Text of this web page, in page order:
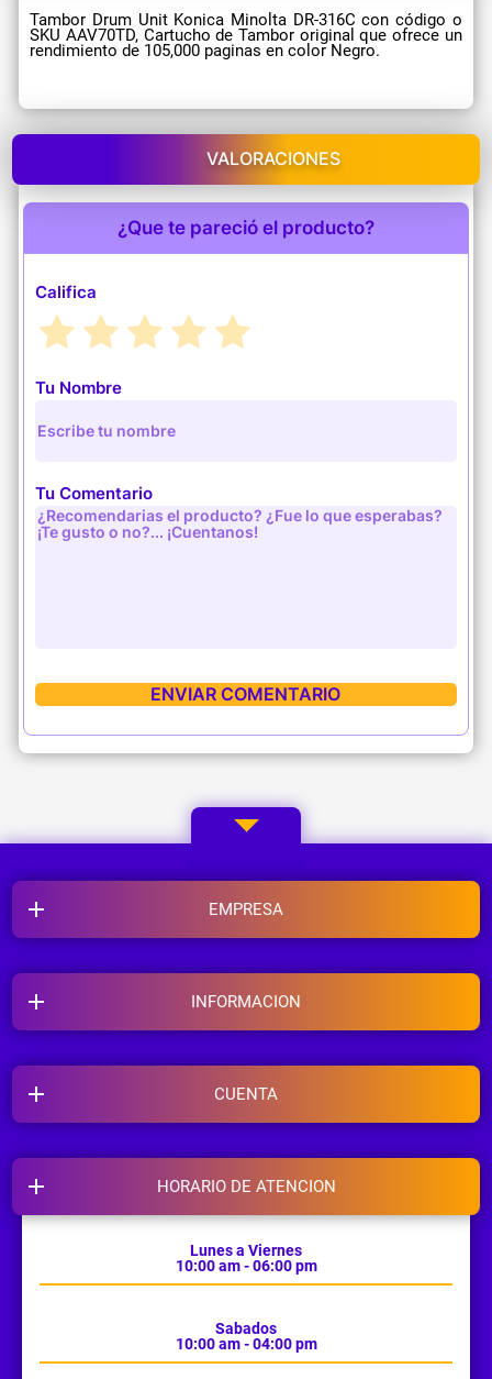
Tambor Drum Unit Konica Minolta DR-316C con código o
SKU AAV70TD, Cartucho de Tambor original que ofrece un
rendimiento de 105,000 paginas en color Negro.
VALORACIONES
¿Que te pareció el producto?
Califica
Tu Nombre
Tu Comentario
EMPRESA
INFORMACION
HORARIO DE ATENCION
Lunes a Viernes
10:00 am - 06:00 pm
Sabados
10:00 am - 04:00 pm
CUENTA